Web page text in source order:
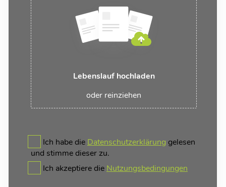
Lebenslauf hochladen
oder reinziehen
Ich habe die Datenschutzerklärung gelesen
und stimme dieser zu.
Ich akzeptiere die Nutzungsbedingungen